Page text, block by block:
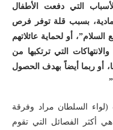
التي دفعت الأطفال
بسبب قلة توفر فرص
أو لحماية عائلاتهم
التي ترتكبها من
أو ربما أيضاً بهدف الحصول
السلطان مراد وفرقة
أكثر الفصائل التي تقوم